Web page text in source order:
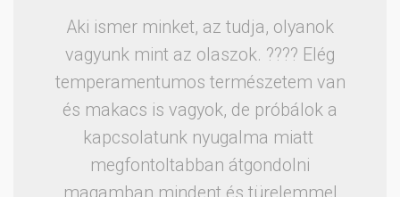
Aki ismer minket, az tudja, olyanok
vagyunk mint az olaszok. ???? Elég
temperamentumos természetem van
és makacs is vagyok, de próbálok a
kapcsolatunk nyugalma miatt
megfontoltabban átgondolni
magamban mindent és türelemmel